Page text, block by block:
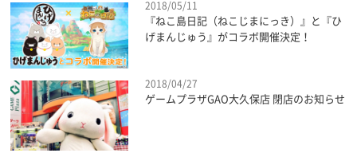
2018/05/11
『ねこ島日記（ねこじまにっき）』と『ひ
げまんじゅう』がコラボ開催決定！
2018/04/27
ゲームプラザGAO大久保店 閉店のお知らせ